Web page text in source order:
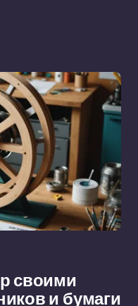
своими
и бумаги